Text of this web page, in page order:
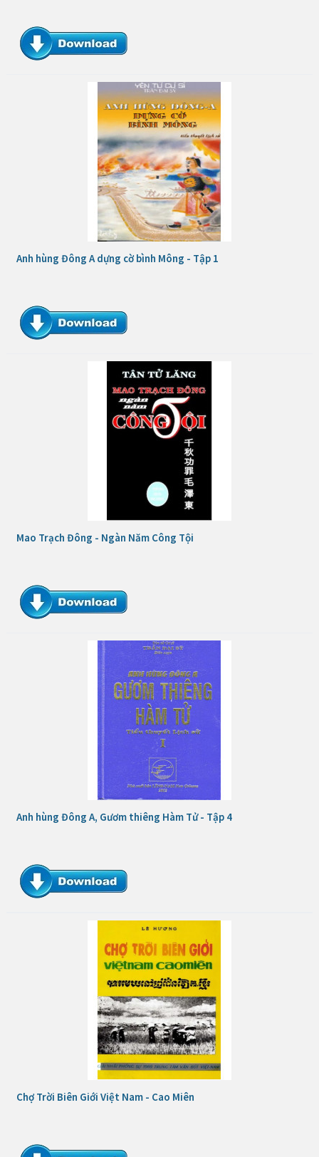
Anh hùng Đông A dựng cờ bình Mông - Tập 1
Mao Trạch Đông - Ngàn Năm Công Tội
Anh hùng Đông A, Gươm thiêng Hàm Tử - Tập 4
Chợ Trời Biên Giới Việt Nam - Cao Miên